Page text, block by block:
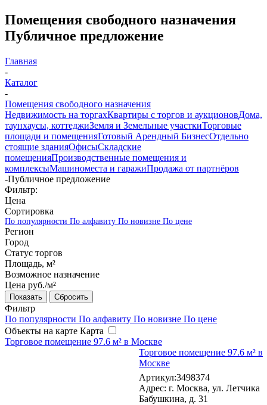
Помещения свободного назначения
Публичное предложение
Главная
-
Каталог
-
Помещения свободного назначения
Недвижимость на торгахКвартиры с торгов и аукционовДома,
таунхаусы, коттеджиЗемля и Земельные участкиТорговые
площади и помещенияГотовый Арендный БизнесОтдельно
стоящие зданияОфисыСкладские
помещенияПроизводственные помещения и
комплексыМашиноместа и гаражиПродажа от партнёров
-Публичное предложение
Фильтр:
Цена
Сортировка
По популярности По алфавиту По новизне По цене
Регион
Город
Статус торгов
Площадь, м²
Возможное назначение
Цена руб./м²
Сбросить
Фильтр
По популярности По алфавиту По новизне По цене
Объекты на карте Карта
Торговое помещение 97.6 м² в Москве
Торговое помещение 97.6 м² в
Москве
Артикул:3498374
Адрес: г. Москва, ул. Летчика
Бабушкина, д. 31